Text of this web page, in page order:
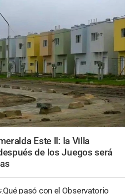
Este II: la Villa
de los Juegos será
pasó con el Observatorio